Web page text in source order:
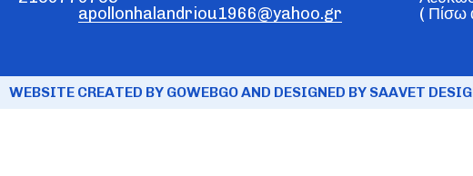
apollonhalandriou1966@yahoo.gr
( Πίσω
WEBSITE CREATED BY GOWEBGO AND DESIGNED BY SAAVET